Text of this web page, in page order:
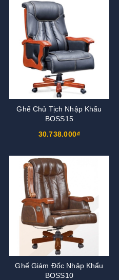
Ghế Chủ Tịch Nhập Khẩu
BOSS15
30.738.000₫
Ghế Giám Đốc Nhập Khẩu
BOSS10